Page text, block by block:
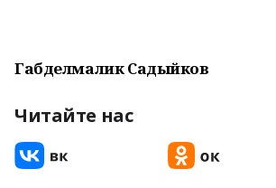
Габделмалик Садыйков
Читайте нас